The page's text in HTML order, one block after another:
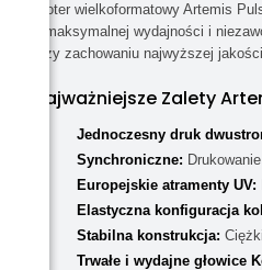
Ploter wielkoformatowy Artemis
o maksymalnej wydajności i
przy zachowaniu najwyższej
Najważniejsze Zalety
Jednoczesny druk
Synchroniczne:
Europejskie atramenty UV:
Elastyczna konfiguracja
Stabilna konstrukcja:
Trwałe i wydajne głowice